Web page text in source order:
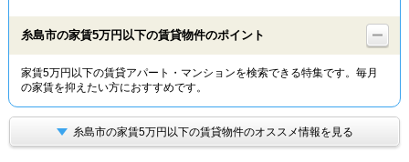
物件特集から
TOP
糸島市の家賃5万円以下の賃貸物件のポイント
家賃5万円以下の賃貸アパート・マンションを検索できる特集です。毎月
の家賃を抑えたい方におすすめです。
糸島市の家賃5万円以下の賃貸物件のオススメ情報を見る